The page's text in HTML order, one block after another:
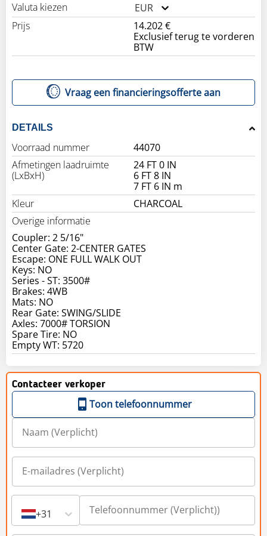
Valuta kiezen
EUR
Prijs
14.202 €
Exclusief terug te vorderen
BTW
Vraag een financieringsofferte aan
DETAILS
Voorraad nummer
44070
Afmetingen laadruimte
(LxBxH)
24 FT 0 IN
6 FT 8 IN
7 FT 6 IN m
Kleur
CHARCOAL
Overige informatie
Coupler: 2 5/16"
Center Gate: 2-CENTER GATES
Escape: ONE FULL WALK OUT
Keys: NO
Series - ST: 3500#
Brakes: 4WB
Mats: NO
Rear Gate: SWING/SLIDE
Axles: 7000# TORSION
Spare Tire: NO
Contacteer verkoper
Toon telefoonnummer
+31